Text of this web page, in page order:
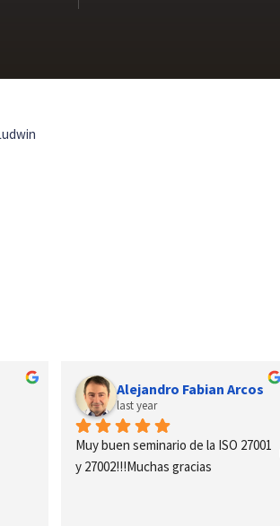
Alejandro Fabian Arcos
last year
Muy buen seminario de la ISO 27001
y 27002!!!Muchas gracias